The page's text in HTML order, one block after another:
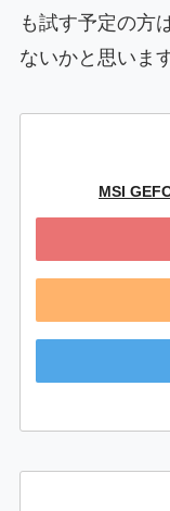
も試す予定の方
ないかと思います
MSI